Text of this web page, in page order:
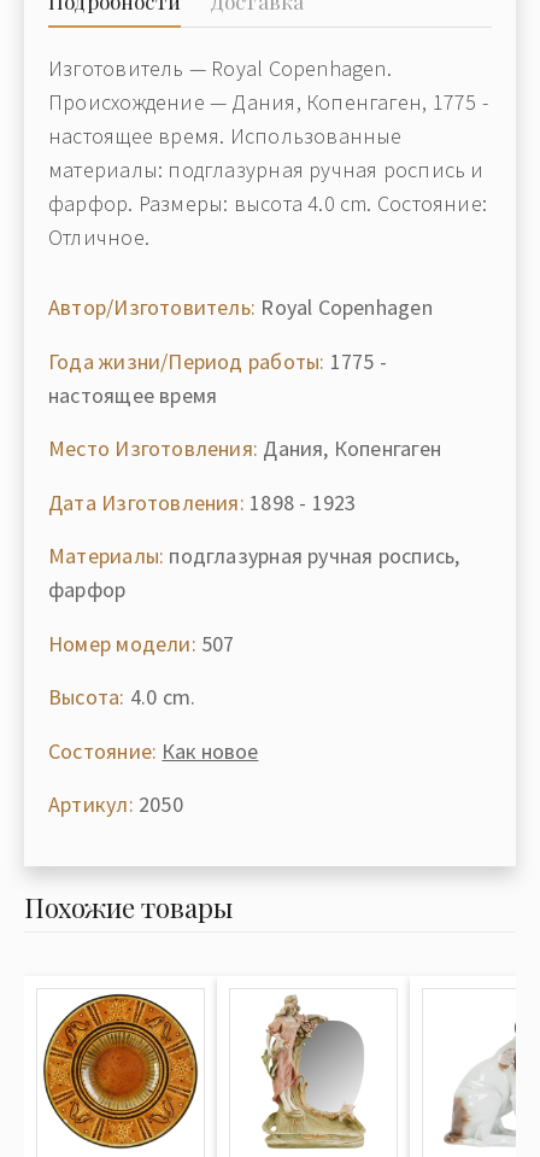
Изготовитель — Royal Copenhagen.
Происхождение — Дания, Копенгаген, 1775 -
настоящее время. Использованные
материалы: подглазурная ручная роспись и
фарфор. Размеры: высота 4.0 cm. Состояние:
Отличное.
Автор/Изготовитель: Royal Copenhagen
Года жизни/Период работы: 1775 -
настоящее время
Место Изготовления: Дания, Копенгаген
Дата Изготовления: 1898 - 1923
Материалы: подглазурная ручная роспись,
фарфор
Номер модели: 507
Высота: 4.0 cm.
Состояние: Как новое
Артикул: 2050
Похожие товары